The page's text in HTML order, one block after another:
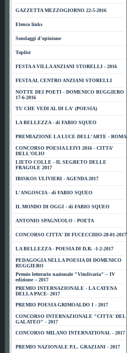
GAZZETTA MEZZOGIORNO 22-5-2016
Elenco links
Sondaggi d'opinione
Toplist
FESTA A VILLA ANZIANI STORELLI - 2016
FESTA AL CENTRO ANZIANI STORELLI
NOTTE DEI POETI - DOMENICO RUGGIERO
17-6-2016
TU CHE VEDI AL DI LA' (POESIA)
LA BELLEZZA - di FABIO SQUEO
PREMIAZIONE LA LUCE DELL'ARTE - ROMA
CONCORSO POESIA LEIVI 2016 - CITTA'
DELL'OLIO
LIETO COLLE - IL SEGRETO DELLE
FRAGOLE 2017
IBISKOS ULIVIERI - AGENDA 2017
L'ANGOSCIA - di FABIO SQUEO
IL MONDO DI OGGI - di FABIO SQUEO
ANTONIO SPAGNUOLO - POETA
CONCORSO CITTA' DI FUCECCHIO-28-01-2017
LA BELLEZZA - POESIA DI D.R. -1-2-2017
PEDAGOGIA NELLA POESIA DI DOMENICO
RUGGIERO
Premio letterario nazionale "Vitulivaria" – IV
edizione – 2017
PREMIO INTERNAZIONALE - LA CATENA
DELLA PACE- 2017
PREMIO POESIA GRIMOALDO I - 2017
CONCORSO INTERNAZIONALE "CITTA' DEL
GALATEO" - 2017
CONCORSO MILANO INTERNATIONAL - 2017
PREMIO NAZIONALE P.L. GRAZIANI - 2017